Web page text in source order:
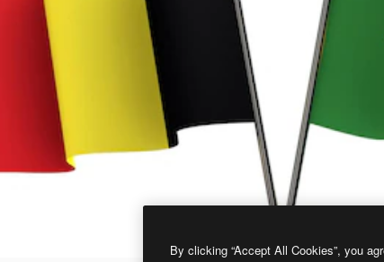
By clicking “Accept All Cookies”, you